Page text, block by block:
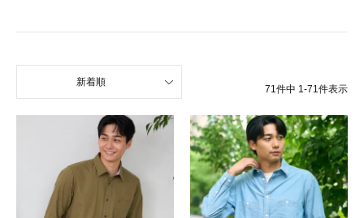
新着順
71件中 1-71件表示